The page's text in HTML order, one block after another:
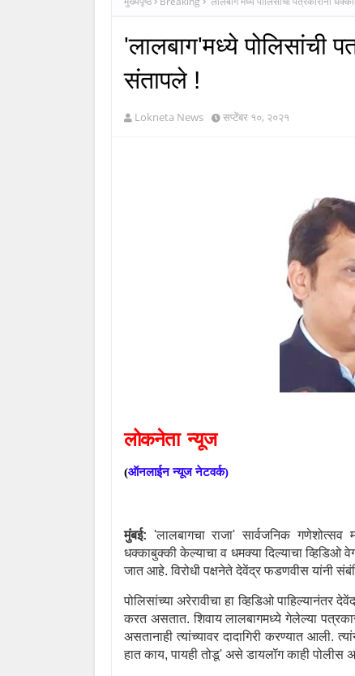
'लालबाग'मध्ये पोलिसांची
संतापले !
Lokneta News सप्टेंबर १०, २०२१
लोकनेता न्यूज
(ऑनलाईन न्यूज नेटवर्क)
मुंबई: 'लालबागचा राजा'सार्वजनिक गणेशोत्सव
धक्काबुक्की केल्याचा व धमक्या दिल्याचा व्हिडिओ
जात आहे. विरोधी पक्षनेते देवेंद्र फडणवीस यांनी
पोलिसांच्या अरेरावीचा हा व्हिडिओ
करत असतात. शिवाय लालबागमध्ये गेलेल्या
असतानाही त्यांच्यावर दादागिरी करण्यात आली.
हात काय,पायही तोडू' असे डायलॉग काही पोलीस